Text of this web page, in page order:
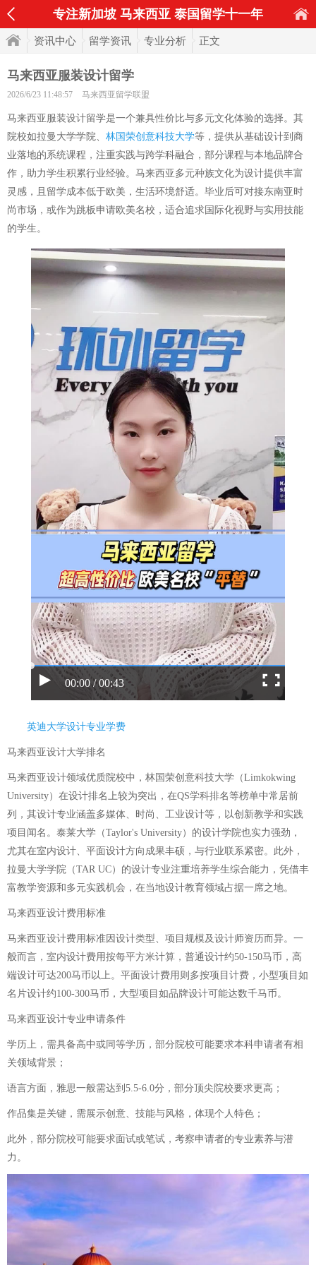
专注新加坡 马来西亚 泰国留学十一年
资讯中心 留学资讯 专业分析 正文
马来西亚服装设计留学
2026/6/23 11:48:57 马来西亚留学联盟
马来西亚服装设计留学是一个兼具性价比与多元文化体验的选择。其
院校如拉曼大学学院、 林国荣创意科技大学等，提供从基础设计到商
业落地的系统课程，注重实践与跨学科融合，部分课程与本地品牌合
作，助力学生积累行业经验。马来西亚多元种族文化为设计提供丰富
灵感，且留学成本低于欧美，生活环境舒适。毕业后可对接东南亚时
尚市场，或作为跳板申请欧美名校，适合追求国际化视野与实用技能
的学生。
00:00 / 00:43
英迪大学设计专业学费
马来西亚设计大学排名
马来西亚设计领域优质院校中，林国荣创意科技大学（Limkokwing
University）在设计排名上较为突出，在QS学科排名等榜单中常居前
列，其设计专业涵盖多媒体、时尚、工业设计等，以创新教学和实践
项目闻名。泰莱大学（Taylor's University）的设计学院也实力强劲，
尤其在室内设计、平面设计方向成果丰硕，与行业联系紧密。此外，
拉曼大学学院（TAR UC）的设计专业注重培养学生综合能力，凭借丰
富教学资源和多元实践机会，在当地设计教育领域占据一席之地。
马来西亚设计费用标准
马来西亚设计费用标准因设计类型、项目规模及设计师资历而异。一
般而言，室内设计费用按每平方米计算，普通设计约50-150马币，高
端设计可达200马币以上。平面设计费用则多按项目计费，小型项目如
名片设计约100-300马币，大型项目如品牌设计可能达数千马币。
马来西亚设计专业申请条件
学历上，需具备高中或同等学历，部分院校可能要求本科申请者有相
关领域背景；
语言方面，雅思一般需达到5.5-6.0分，部分顶尖院校要求更高；
作品集是关键，需展示创意、技能与风格，体现个人特色；
此外，部分院校可能要求面试或笔试，考察申请者的专业素养与潜
力。